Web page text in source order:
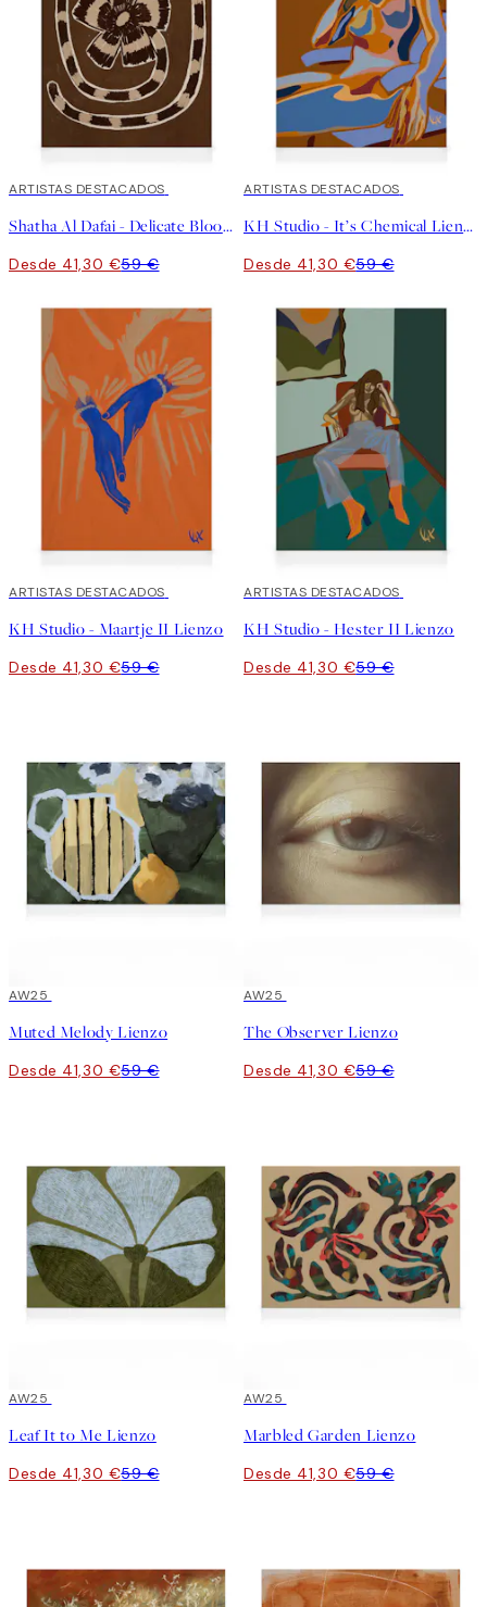
30%*
ARTISTAS DESTACADOS
Shatha Al Dafai - Delicate Bloom 10 Lienzo
Desde 41,30 €59 €
30%*
ARTISTAS DESTACADOS
KH Studio - It’s Chemical Lienzo
Desde 41,30 €59 €
30%*
ARTISTAS DESTACADOS
KH Studio - Maartje II Lienzo
Desde 41,30 €59 €
30%*
ARTISTAS DESTACADOS
KH Studio - Hester II Lienzo
Desde 41,30 €59 €
30%*
AW25
Muted Melody Lienzo
Desde 41,30 €59 €
30%*
AW25
The Observer Lienzo
Desde 41,30 €59 €
30%*
AW25
Leaf It to Me Lienzo
Desde 41,30 €59 €
30%*
AW25
Marbled Garden Lienzo
Desde 41,30 €59 €